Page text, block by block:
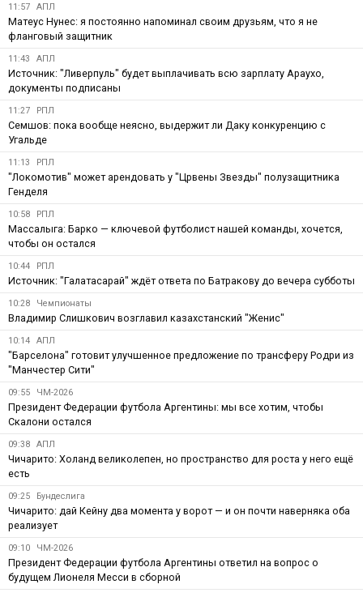
11:57 АПЛ
Матеус Нунес: я постоянно напоминал своим друзьям, что я не
фланговый защитник
11:43 АПЛ
Источник: "Ливерпуль" будет выплачивать всю зарплату Араухо,
документы подписаны
11:27 РПЛ
Семшов: пока вообще неясно, выдержит ли Даку конкуренцию с
Угальде
11:13 РПЛ
"Локомотив" может арендовать у "Црвены Звезды" полузащитника
Генделя
10:58 РПЛ
Массалыга: Барко — ключевой футболист нашей команды, хочется,
чтобы он остался
10:44 РПЛ
Источник: "Галатасарай" ждёт ответа по Батракову до вечера субботы
10:28 Чемпионаты
Владимир Слишкович возглавил казахстанский "Женис"
10:14 АПЛ
"Барселона" готовит улучшенное предложение по трансферу Родри из
"Манчестер Сити"
09:55 ЧМ-2026
Президент Федерации футбола Аргентины: мы все хотим, чтобы
Скалони остался
09:38 АПЛ
Чичарито: Холанд великолепен, но пространство для роста у него ещё
есть
09:25 Бундеслига
Чичарито: дай Кейну два момента у ворот — и он почти наверняка оба
реализует
09:10 ЧМ-2026
Президент Федерации футбола Аргентины ответил на вопрос о
будущем Лионеля Месси в сборной